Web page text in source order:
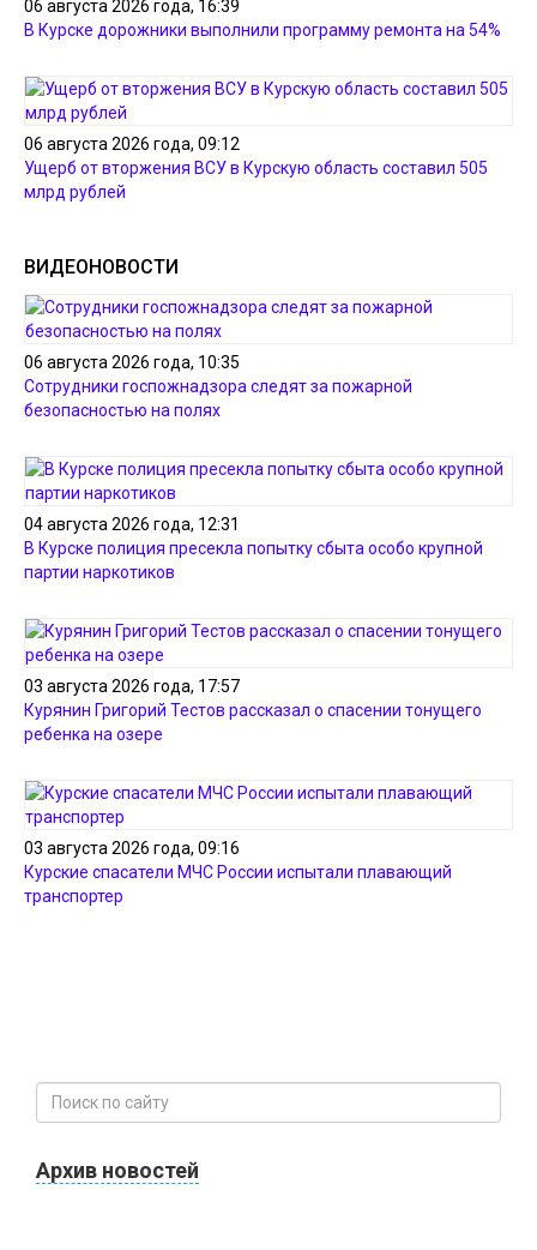
06 августа 2026 года, 16:39
В Курске дорожники выполнили программу ремонта на 54%
06 августа 2026 года, 09:12
Ущерб от вторжения ВСУ в Курскую область составил 505
млрд рублей
ВИДЕОНОВОСТИ
06 августа 2026 года, 10:35
Сотрудники госпожнадзора следят за пожарной
безопасностью на полях
04 августа 2026 года, 12:31
В Курске полиция пресекла попытку сбыта особо крупной
партии наркотиков
03 августа 2026 года, 17:57
Курянин Григорий Тестов рассказал о спасении тонущего
ребенка на озере
03 августа 2026 года, 09:16
Курские спасатели МЧС России испытали плавающий
транспортер
Архив новостей